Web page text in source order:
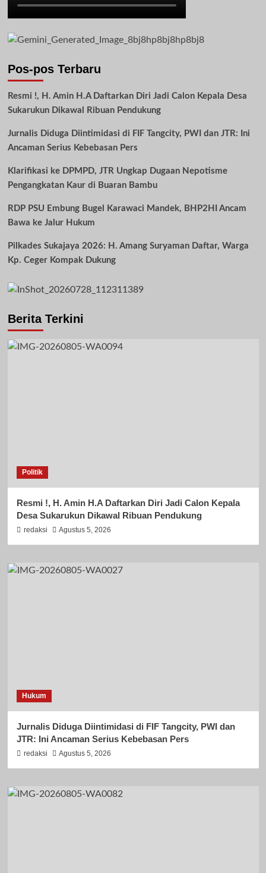
Pos-pos Terbaru
Resmi !, H. Amin H.A Daftarkan Diri Jadi Calon Kepala Desa
Sukarukun Dikawal Ribuan Pendukung
Jurnalis Diduga Diintimidasi di FIF Tangcity, PWI dan JTR: Ini
Ancaman Serius Kebebasan Pers
Klarifikasi ke DPMPD, JTR Ungkap Dugaan Nepotisme
Pengangkatan Kaur di Buaran Bambu
RDP PSU Embung Bugel Karawaci Mandek, BHP2HI Ancam
Bawa ke Jalur Hukum
Pilkades Sukajaya 2026: H. Amang Suryaman Daftar, Warga
Kp. Ceger Kompak Dukung
Berita Terkini
Politik
Resmi !, H. Amin H.A Daftarkan Diri Jadi Calon Kepala
Desa Sukarukun Dikawal Ribuan Pendukung
redaksi Agustus 5, 2026
Hukum
Jurnalis Diduga Diintimidasi di FIF Tangcity, PWI dan
JTR: Ini Ancaman Serius Kebebasan Pers
redaksi Agustus 5, 2026